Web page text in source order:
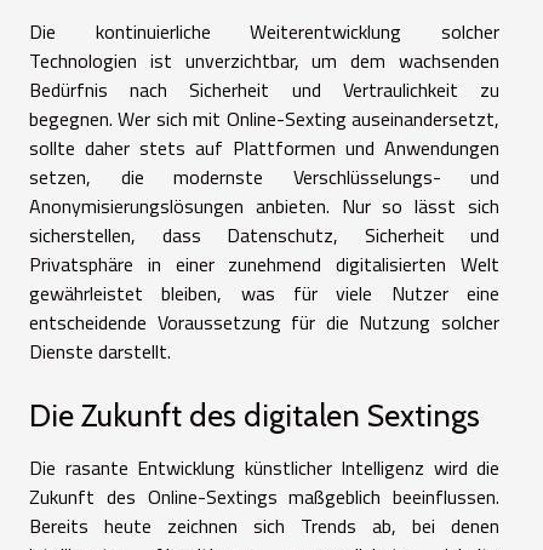
Die kontinuierliche Weiterentwicklung solcher
Technologien ist unverzichtbar, um dem wachsenden
Bedürfnis nach Sicherheit und Vertraulichkeit zu
begegnen. Wer sich mit Online-Sexting auseinandersetzt,
sollte daher stets auf Plattformen und Anwendungen
setzen, die modernste Verschlüsselungs- und
Anonymisierungslösungen anbieten. Nur so lässt sich
sicherstellen, dass Datenschutz, Sicherheit und
Privatsphäre in einer zunehmend digitalisierten Welt
gewährleistet bleiben, was für viele Nutzer eine
entscheidende Voraussetzung für die Nutzung solcher
Dienste darstellt.
Die Zukunft des digitalen Sextings
Die rasante Entwicklung künstlicher Intelligenz wird die
Zukunft des Online-Sextings maßgeblich beeinflussen.
Bereits heute zeichnen sich Trends ab, bei denen